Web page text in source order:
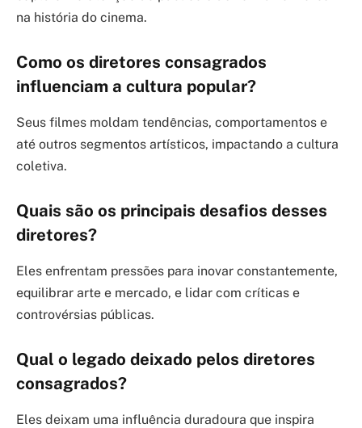
na história do cinema.
Como os diretores consagrados
influenciam a cultura popular?
Seus filmes moldam tendências, comportamentos e
até outros segmentos artísticos, impactando a cultura
coletiva.
Quais são os principais desafios desses
diretores?
Eles enfrentam pressões para inovar constantemente,
equilibrar arte e mercado, e lidar com críticas e
controvérsias públicas.
Qual o legado deixado pelos diretores
consagrados?
Eles deixam uma influência duradoura que inspira